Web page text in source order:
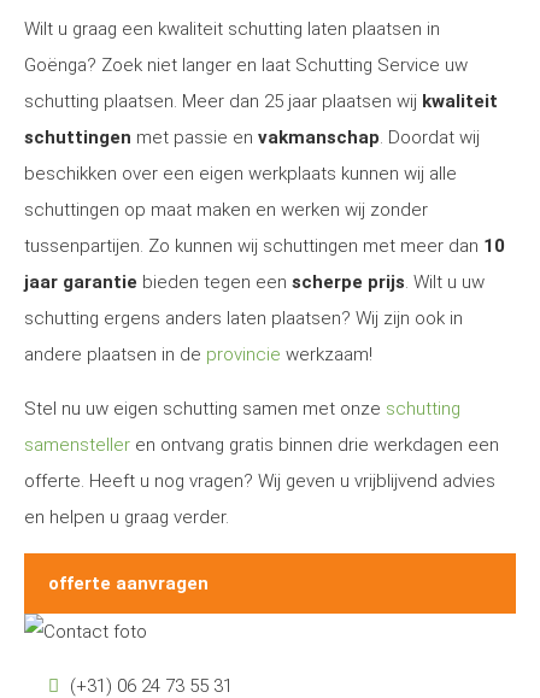
Wilt u graag een kwaliteit schutting laten plaatsen in
Goënga? Zoek niet langer en laat Schutting Service uw
schutting plaatsen. Meer dan 25 jaar plaatsen wij kwaliteit
schuttingen met passie en vakmanschap. Doordat wij
beschikken over een eigen werkplaats kunnen wij alle
schuttingen op maat maken en werken wij zonder
tussenpartijen. Zo kunnen wij schuttingen met meer dan 10
jaar garantie bieden tegen een scherpe prijs. Wilt u uw
schutting ergens anders laten plaatsen? Wij zijn ook in
andere plaatsen in de provincie werkzaam!
Stel nu uw eigen schutting samen met onze schutting
samensteller en ontvang gratis binnen drie werkdagen een
offerte. Heeft u nog vragen? Wij geven u vrijblijvend advies
en helpen u graag verder.
offerte aanvragen
(+31) 06 24 73 55 31